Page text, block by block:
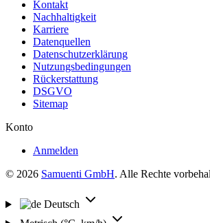
Kontakt
Nachhaltigkeit
Karriere
Datenquellen
Datenschutzerklärung
Nutzungsbedingungen
Rückerstattung
DSGVO
Sitemap
Konto
Anmelden
© 2026 Samuenti GmbH. Alle Rechte
Deutsch